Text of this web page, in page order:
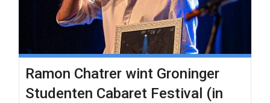
Ramon Chatrer wint Groninger
Studenten Cabaret Festival (in